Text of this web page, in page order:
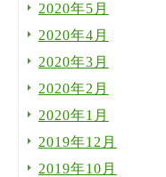
2020年5月
2020年4月
2020年3月
2020年2月
2020年1月
2019年12月
2019年10月